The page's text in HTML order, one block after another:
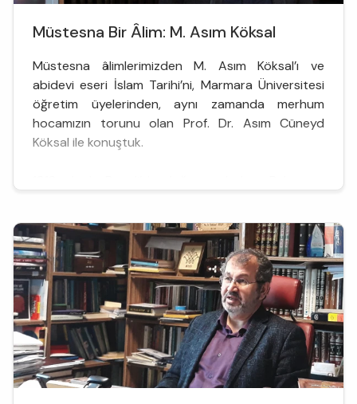
Müstesna Bir Âlim: M. Asım Köksal
Müstesna âlimlerimizden M. Asım Köksal’ı ve
abidevi eseri İslam Tarihi’ni, Marmara Üniversitesi
öğretim üyelerinden, aynı zamanda merhum
hocamızın torunu olan Prof. Dr. Asım Cüneyd
Köksal ile konuştuk.
1935 yılında Türkiye döndüğünde kendisi yirmi iki
yaşında. Babasını ilk kez yirmi iki yaşında görüyor ...